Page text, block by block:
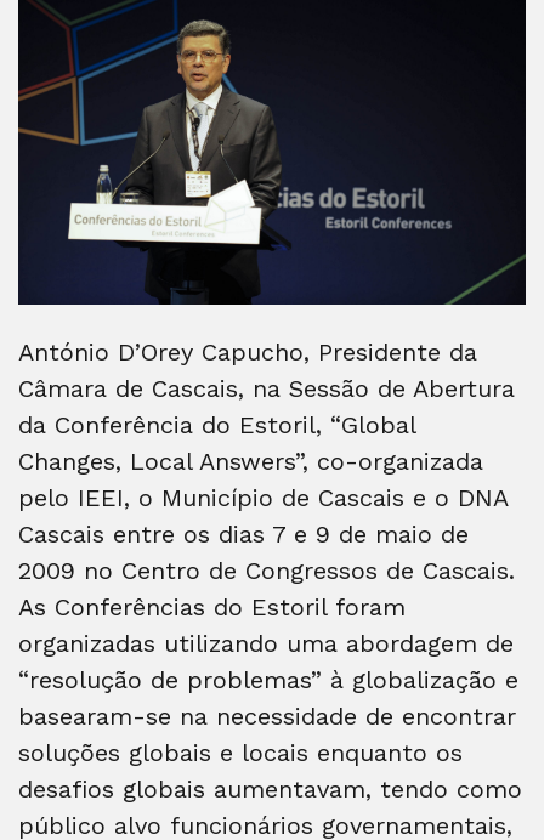
António D’Orey Capucho, Presidente da
Câmara de Cascais, na Sessão de Abertura
da Conferência do Estoril, “Global
Changes, Local Answers”, co-organizada
pelo IEEI, o Município de Cascais e o DNA
Cascais entre os dias 7 e 9 de maio de
2009 no Centro de Congressos de Cascais.
As Conferências do Estoril foram
organizadas utilizando uma abordagem de
“resolução de problemas” à globalização e
basearam-se na necessidade de encontrar
soluções globais e locais enquanto os
desafios globais aumentavam, tendo como
público alvo funcionários governamentais,